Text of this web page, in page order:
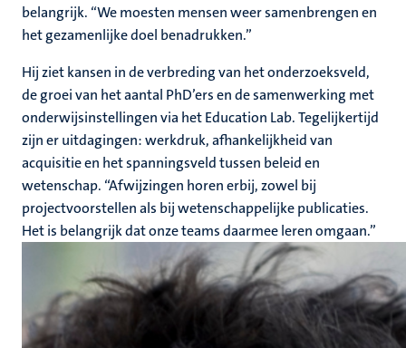
belangrijk. “We moesten mensen weer samenbrengen en
het gezamenlijke doel benadrukken.”
Hij ziet kansen in de verbreding van het onderzoeksveld,
de groei van het aantal PhD’ers en de samenwerking met
onderwijsinstellingen via het Education Lab. Tegelijkertijd
zijn er uitdagingen: werkdruk, afhankelijkheid van
acquisitie en het spanningsveld tussen beleid en
wetenschap. “Afwijzingen horen erbij, zowel bij
projectvoorstellen als bij wetenschappelijke publicaties.
Het is belangrijk dat onze teams daarmee leren omgaan.”